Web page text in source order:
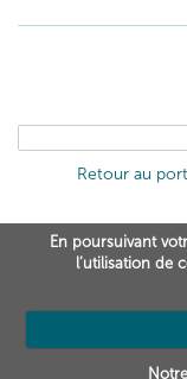
Retour au
En poursuivant
l’utilisation de